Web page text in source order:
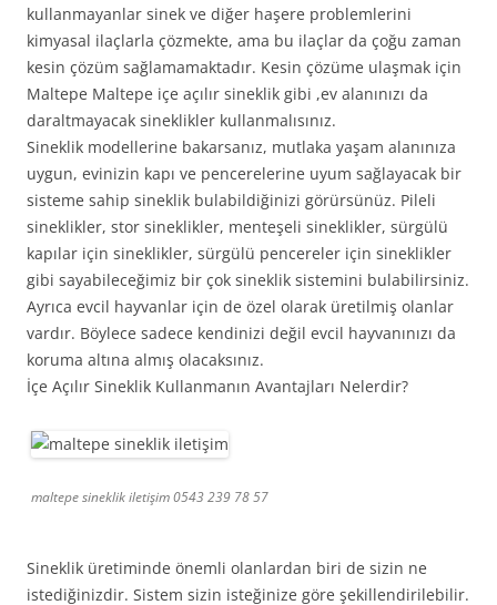
kullanmayanlar sinek ve diğer haşere problemlerini
kimyasal ilaçlarla çözmekte, ama bu ilaçlar da çoğu zaman
kesin çözüm sağlamamaktadır. Kesin çözüme ulaşmak için
Maltepe Maltepe içe açılır sineklik gibi ,ev alanınızı da
daraltmayacak sineklikler kullanmalısınız.
Sineklik modellerine bakarsanız, mutlaka yaşam alanınıza
uygun, evinizin kapı ve pencerelerine uyum sağlayacak bir
sisteme sahip sineklik bulabildiğinizi görürsünüz. Pileli
sineklikler, stor sineklikler, menteşeli sineklikler, sürgülü
kapılar için sineklikler, sürgülü pencereler için sineklikler
gibi sayabileceğimiz bir çok sineklik sistemini bulabilirsiniz.
Ayrıca evcil hayvanlar için de özel olarak üretilmiş olanlar
vardır. Böylece sadece kendinizi değil evcil hayvanınızı da
koruma altına almış olacaksınız.
İçe Açılır Sineklik Kullanmanın Avantajları Nelerdir?
maltepe sineklik iletişim 0543 239 78 57
Sineklik üretiminde önemli olanlardan biri de sizin ne
istediğinizdir. Sistem sizin isteğinize göre şekillendirilebilir.